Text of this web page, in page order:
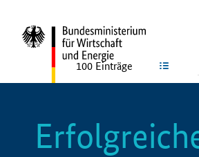
100 Einträge